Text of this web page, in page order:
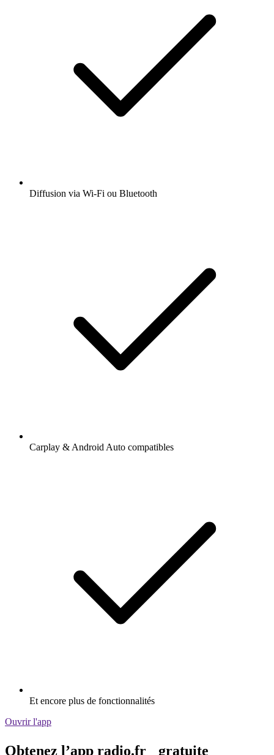
Diffusion via Wi-Fi ou Bluetooth
Carplay & Android Auto compatibles
Et encore plus de fonctionnalités
Ouvrir l'app
Obtenez l’app radio.fr gratuite